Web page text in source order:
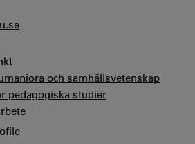
och samhällsvetenskap
pedagogiska studier